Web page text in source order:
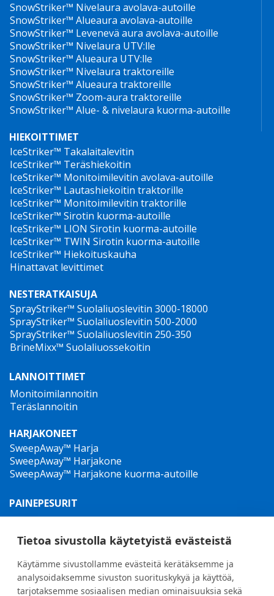
SnowStriker™ Nivelaura avolava-autoille
SnowStriker™ Alueaura avolava-autoille
SnowStriker™ Levenevä aura avolava-autoille
SnowStriker™ Nivelaura UTV:lle
SnowStriker™ Alueaura UTV:lle
SnowStriker™ Nivelaura traktoreille
SnowStriker™ Alueaura traktoreille
SnowStriker™ Zoom-aura traktoreille
SnowStriker™ Alue- & nivelaura kuorma-autoille
HIEKOITTIMET
IceStriker™ Takalaitalevitin
IceStriker™ Teräshiekoitin
IceStriker™ Monitoimilevitin avolava-autoille
IceStriker™ Lautashiekoitin traktorille
IceStriker™ Monitoimilevitin traktorille
IceStriker™ Sirotin kuorma-autoille
IceStriker™ LION Sirotin kuorma-autoille
IceStriker™ TWIN Sirotin kuorma-autoille
IceStriker™ Hiekoituskauha
Hinattavat levittimet
NESTERATKAISUJA
SprayStriker™ Suolaliuoslevitin 3000-18000
SprayStriker™ Suolaliuoslevitin 500-2000
SprayStriker™ Suolaliuoslevitin 250-350
BrineMixx™ Suolaliuossekoitin
LANNOITTIMET
Monitoimilannoitin
Teräslannoitin
HARJAKONEET
SweepAway™ Harja
SweepAway™ Harjakone
SweepAway™ Harjakone kuorma-autoille
PAINEPESURIT
TowJet-it™ hinattava kuumavesipesuri
Jet-it™ Painepesurit
Jet-it™ hydrauliset korkeapainepesurit
RIKKARUOHONTORJUNTA
Tietoa sivustolla käytetyistä evästeistä
Käytämme sivustollamme evästeitä kerätäksemme ja
analysoidaksemme sivuston suorituskykyä ja käyttöä,
tarjotaksemme sosiaalisen median ominaisuuksia sekä